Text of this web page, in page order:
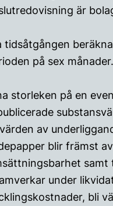
är
tidsåtgången
på sex månader.
storleken på en
av
blir främst
samt
under
bli